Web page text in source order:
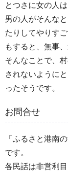
とつさに女の人
男の人がそんな
たりしてやりす
もすると、無事
そんなことで、
されないように
ったそうです。
お問合せ
「ふるさと港南
です。
各民話は非営利